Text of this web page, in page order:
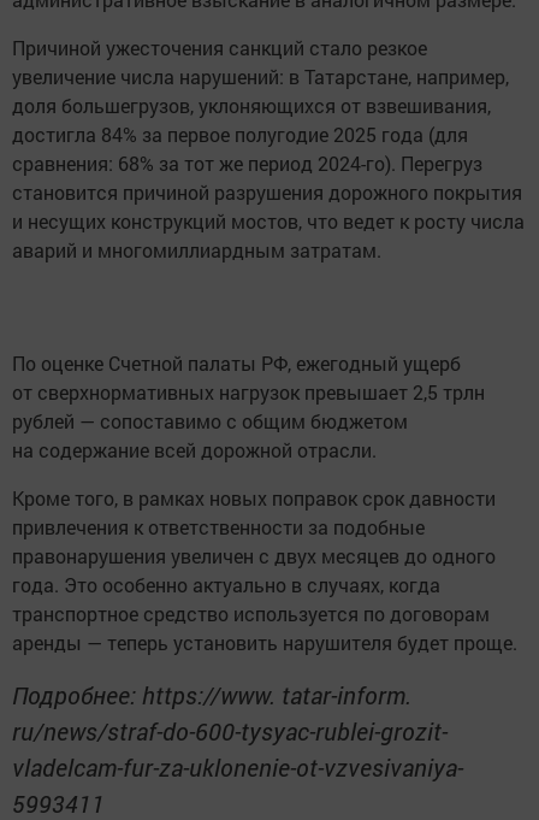
Причиной ужесточения санкций стало резкое
увеличение числа нарушений: в Татарстане, например,
доля большегрузов, уклоняющихся от взвешивания,
достигла 84% за первое полугодие 2025 года (для
сравнения: 68% за тот же период 2024-го). Перегруз
становится причиной разрушения дорожного покрытия
и несущих конструкций мостов, что ведет к росту числа
аварий и многомиллиардным затратам.
По оценке Счетной палаты РФ, ежегодный ущерб
от сверхнормативных нагрузок превышает 2,5 трлн
рублей — сопоставимо с общим бюджетом
на содержание всей дорожной отрасли.
Кроме того, в рамках новых поправок срок давности
привлечения к ответственности за подобные
правонарушения увеличен с двух месяцев до одного
года. Это особенно актуально в случаях, когда
транспортное средство используется по договорам
аренды — теперь установить нарушителя будет проще.
Подробнее: https://www. tatar-inform.
ru/news/straf-do-600-tysyac-rublei-grozit-
vladelcam-fur-za-uklonenie-ot-vzvesivaniya-
5993411